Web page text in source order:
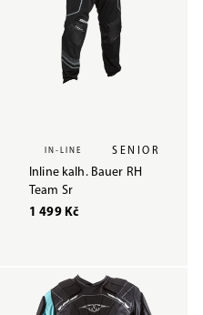
IN-LINE SENIOR
Inline kalh. Bauer RH
Team Sr
1 499 Kč